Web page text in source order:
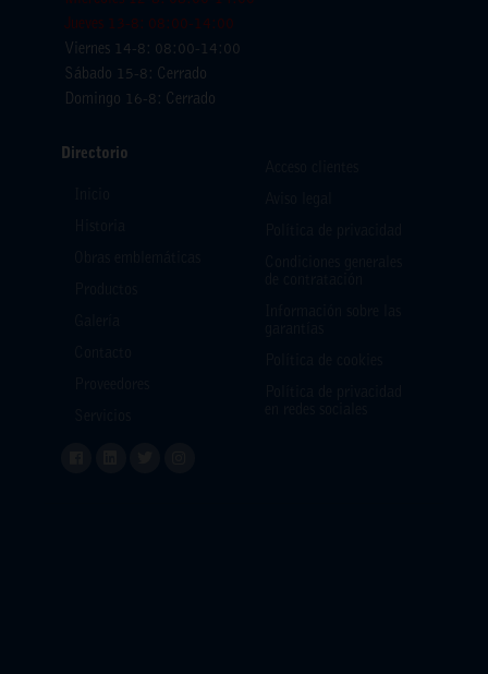
Directorio
Jueves 13-8: 08:00-14:00
Viernes 14-8: 08:00-14:00
Sábado 15-8: Cerrado
Domingo 16-8: Cerrado